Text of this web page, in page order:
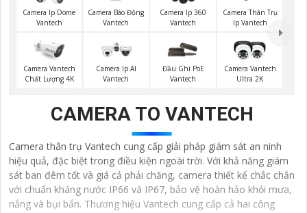
Camera Ip Dome
Vantech
Camera Báo Động
Vantech
Camera Ip 360
Vantech
Camera Thân Trụ
Ip Vantech
Camera Vantech
Chất Lượng 4K
Camera Ip AI
Vantech
Đầu Ghi PoE
Vantech
Camera Vantech
Ultra 2K
CAMERA TO VANTECH
Camera thân trụ Vantech cung cấp giải pháp giám sát an ninh
hiệu quả, đặc biệt trong điều kiện ngoài trời. Với khả năng giám
sát ban đêm tốt và giá cả phải chăng, camera thiết kế chắc chắn
với chuẩn kháng nước IP66 và IP67, bảo vệ hoàn hảo khỏi mưa,
nắng và bụi bẩn. Thương hiệu Vantech cung cấp cả hai công